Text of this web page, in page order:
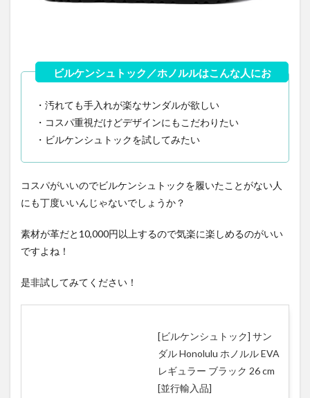
・汚れても手入れが楽なサンダルが欲しい
・コスパ重視だけどデザインにもこだわりたい
・ビルケンシュトックを試してみたい
コスパがいいのでビルケンシュトックを履いたことがない人
にも丁度いいんじゃないでしょうか？
素材が革だと10,000円以上するので気楽に楽しめるのがいい
ですよね！
是非試してみてください！
[ビルケンシュトック] サン
ダル Honolulu ホノルル EVA
レギュラー ブラック 26 cm
[並行輸入品]